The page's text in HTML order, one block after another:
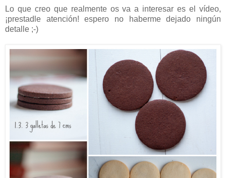
Lo que creo que realmente os va a interesar es el vídeo,
¡prestadle atención! espero no haberme dejado ningún
detalle ;-)